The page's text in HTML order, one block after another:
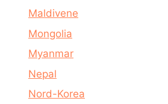
Maldivene
Mongolia
Myanmar
Nepal
Nord-Korea